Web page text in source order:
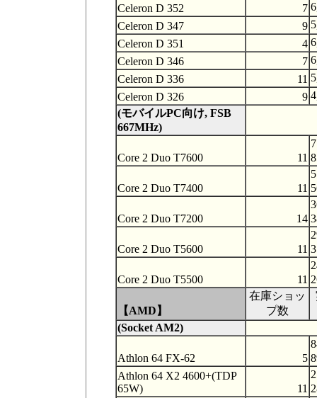
Celeron D 352
7
Celeron D 347
9
Celeron D 351
4
Celeron D 346
7
Celeron D 336
11
Celeron D 326
9
(モバイルPC向け, FSB
667MHz)
Core 2 Duo T7600 11
Core 2 Duo T7400 11
Core 2 Duo T7200 14
Core 2 Duo T5600 11
Core 2 Duo T5500 11
【AMD】
在庫ショッ
プ数
(Socket AM2)
Athlon 64 FX-62 5
Athlon 64 X2 4600+(TDP
65W)
11